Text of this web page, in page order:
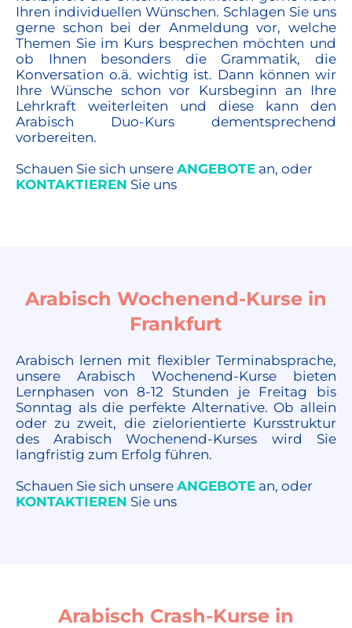
Ihren individuellen Wünschen. Schlagen Sie uns
gerne schon bei der Anmeldung vor, welche
Themen Sie im Kurs besprechen möchten und
ob Ihnen besonders die Grammatik, die
Konversation o.ä. wichtig ist. Dann können wir
Ihre Wünsche schon vor Kursbeginn an Ihre
Lehrkraft weiterleiten und diese kann den
Arabisch Duo-Kurs dementsprechend
vorbereiten.
Schauen Sie sich unsereANGEBOTE an, oder
KONTAKTIEREN Sie uns
Arabisch Wochenend-Kurse in
Frankfurt
Arabisch lernen mit flexibler Terminabsprache,
unsere Arabisch Wochenend-Kurse bieten
Lernphasen von 8-12 Stunden je Freitag bis
Sonntag als die perfekte Alternative. Ob allein
oder zu zweit, die zielorientierte Kursstruktur
des Arabisch Wochenend-Kurses wird Sie
langfristig zum Erfolg führen.
Schauen Sie sich unsereANGEBOTE an, oder
KONTAKTIEREN Sie uns
Arabisch Crash-Kurse in